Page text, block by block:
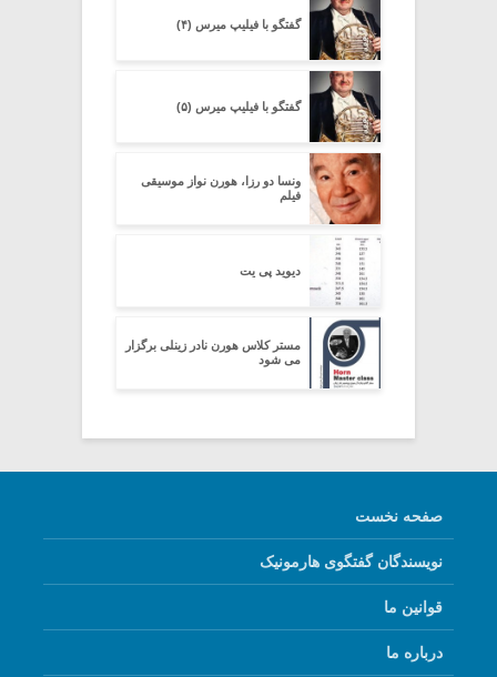
گفتگو با فیلیپ میرس (۴)
گفتگو با فیلیپ میرس (۵)
ونسا دو رزا، هورن نواز موسیقی
فیلم
دیوید پی یت
مستر کلاس هورن نادر زینلی برگزار
می شود
صفحه نخست
نویسندگان گفتگوی هارمونیک
قوانین ما
درباره ما